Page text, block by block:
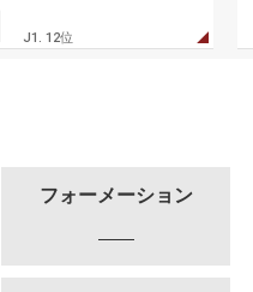
J1. 12位
フォーメーション